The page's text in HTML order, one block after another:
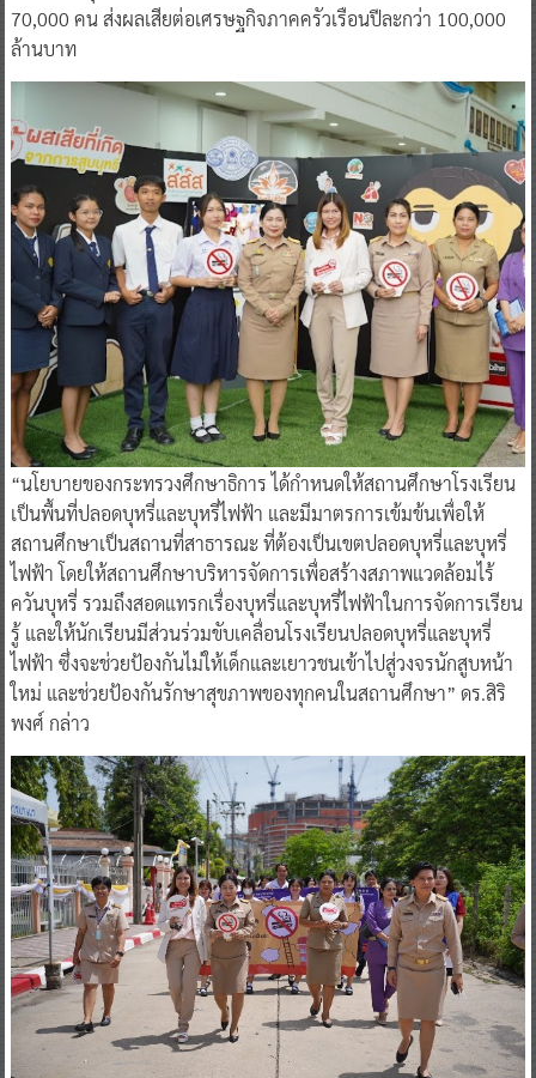
ว่า พิษภัยบุหรี่ทำให้คนไทยเสียชีวิตก่อนวัยอันควรมากถึงปีละกว่า
70,000 คน ส่งผลเสียต่อเศรษฐกิจภาคครัวเรือนปีละกว่า 100,000
“นโยบายของกระทรวงศึกษาธิการ ได้กำหนดให้สถานศึกษาโรงเรียน
เป็นพื้นที่ปลอดบุหรี่และบุหรี่ไฟฟ้า และมีมาตรการเข้มข้นเพื่อให้
สถานศึกษาเป็นสถานที่สาธารณะ ที่ต้องเป็นเขตปลอดบุหรี่และบุหรี่
ไฟฟ้า โดยให้สถานศึกษาบริหารจัดการเพื่อสร้างสภาพแวดล้อมไร้
ควันบุหรี่ รวมถึงสอดแทรกเรื่องบุหรี่และบุหรี่ไฟฟ้าในการจัดการเรียน
รู้ และให้นักเรียนมีส่วนร่วมขับเคลื่อนโรงเรียนปลอดบุหรี่และบุหรี่
ไฟฟ้า ซึ่งจะช่วยป้องกันไม่ให้เด็กและเยาวชนเข้าไปสู่วงจรนักสูบหน้า
ใหม่ และช่วยป้องกันรักษาสุขภาพของทุกคนในสถานศึกษา” ดร.สิริ